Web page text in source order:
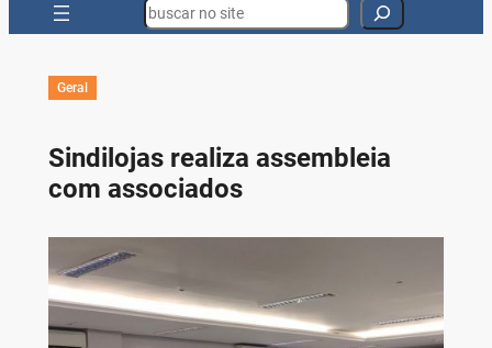
Search
Geral
Sindilojas realiza assembleia
com associados